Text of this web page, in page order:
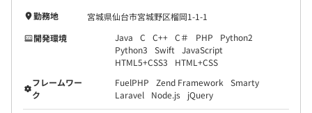
勤務地
宮城県仙台市宮城野区榴岡1-1-1
開発環境
Java C C++ C＃ PHP
Python2
Python3
Swift
JavaScript
HTML5+CSS3
HTML+CSS
フレームワー
ク
FuelPHP Zend Framework
Smarty
Laravel
Node.js jQuery